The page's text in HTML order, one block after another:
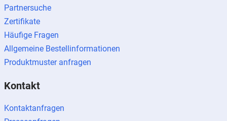
Partnersuche
Zertifikate
Häufige Fragen
Allgemeine Bestellinformationen
Produktmuster anfragen
Kontakt
Kontaktanfragen